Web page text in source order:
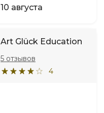
10 августа
Art Glück Education
4
5 отзывов